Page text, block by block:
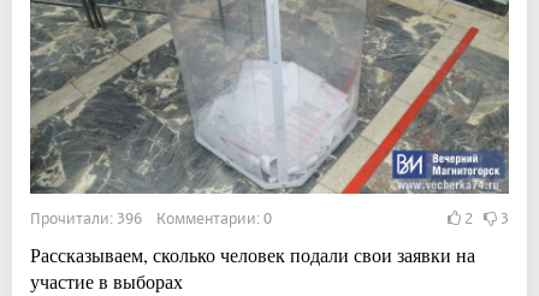
Прочитали: 396 Комментарии: 0 2 3
Рассказываем, сколько человек подали свои заявки на
участие в выборах